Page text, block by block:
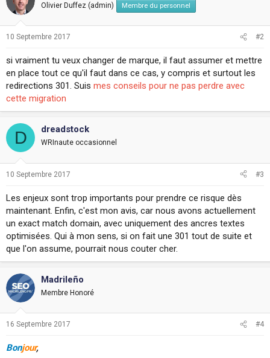
Olivier Duffez (admin) Membre du personnel
10 Septembre 2017 #2
si vraiment tu veux changer de marque, il faut assumer et mettre
en place tout ce qu'il faut dans ce cas, y compris et surtout les
redirections 301. Suis mes conseils pour ne pas perdre avec
cette migration
D dreadstock
WRInaute occasionnel
10 Septembre 2017 #3
Les enjeux sont trop importants pour prendre ce risque dès
maintenant. Enfin, c'est mon avis, car nous avons actuellement
un exact match domain, avec uniquement des ancres textes
optimisées. Qui à mon sens, si on fait une 301 tout de suite et
que l'on assume, pourrait nous couter cher.
Madrileño
Membre Honoré
16 Septembre 2017 #4
Bonjour,